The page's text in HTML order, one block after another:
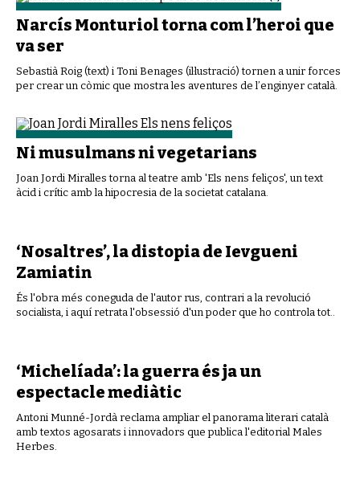
Narcís Monturiol torna com l’heroi que
va ser
Sebastià Roig (text) i Toni Benages (il·lustració) tornen a unir forces
per crear un còmic que mostra les aventures de l’enginyer català.
Ni musulmans ni vegetarians
Joan Jordi Miralles torna al teatre amb 'Els nens feliços', un text
àcid i crític amb la hipocresia de la societat catalana.
‘Nosaltres’, la distopia de Ievgueni
Zamiatin
És l'obra més coneguda de l'autor rus, contrari a la revolució
socialista, i aquí retrata l'obsessió d'un poder que ho controla tot..
‘Michelíada’: la guerra és ja un
espectacle mediàtic
Antoni Munné-Jordà reclama ampliar el panorama literari català
amb textos agosarats i innovadors que publica l'editorial Males
Herbes.